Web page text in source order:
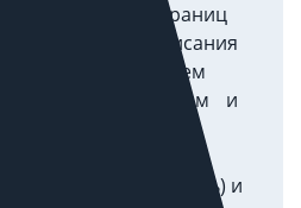
для частей страниц
вопросы (FAQ), описания
интерфейса), затем
дополняет опытом и
E-E-A-T (Опыт,
надежность) и